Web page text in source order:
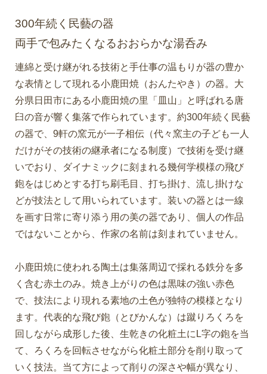
300年続く民藝の器
両手で包みたくなるおおらかな湯呑み
連綿と受け継がれる技術と手仕事の温もりが器の豊か
な表情として現れる小鹿田焼（おんたやき）の器。大
分県日田市にある小鹿田焼の里「皿山」と呼ばれる唐
臼の音が響く集落で作られています。約300年続く民藝
の器で、9軒の窯元が一子相伝（代々窯主の子ども一人
だけがその技術の継承者になる制度）で技術を受け継
いでおり、ダイナミックに刻まれる幾何学模様の飛び
鉋をはじめとする打ち刷毛目、打ち掛け、流し掛けな
どが技法として用いられています。装いの器とは一線
を画す日常に寄り添う用の美の器であり、個人の作品
ではないことから、作家の名前は刻まれていません。
小鹿田焼に使われる陶土は集落周辺で採れる鉄分を多
く含む赤土のみ。焼き上がりの色は黒味の強い赤色
で、技法により現れる素地の土色が独特の模様となり
ます。代表的な飛び鉋（とびかんな）は蹴りろくろを
回しながら成形した後、生乾きの化粧土にL字の鉋を当
て、ろくろを回転させながら化粧土部分を削り取って
いく技法。当て方によって削りの深さや幅が異なり、